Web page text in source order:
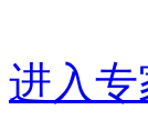
进入